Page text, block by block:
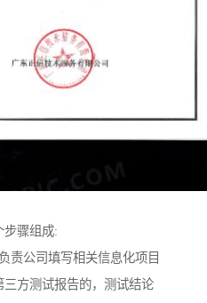
步骤组成:
责公司填写相关信息化项目
方测试报告的，测试结论